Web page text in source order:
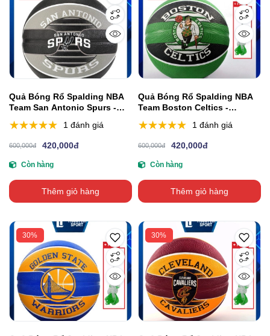
Quả Bóng Rổ Spalding NBA
Team San Antonio Spurs -
1 đánh giá
600,000đ 420,000đ
Còn hàng
Thêm giỏ hàng
Quả Bóng Rổ Spalding NBA
Team Boston Celtics -
1 đánh giá
600,000đ 420,000đ
Còn hàng
Thêm giỏ hàng
30% 30%